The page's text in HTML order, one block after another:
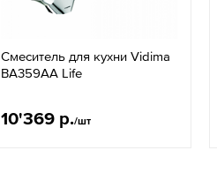
Смеситель для кухни Vidima
BA359AA Life
10'369 р./шт